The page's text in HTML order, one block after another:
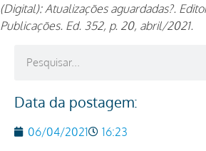
(Digital):Atualizações aguardadas?.
Publicações. Ed. 352, p. 20, abril/2021.
Data da postagem:
06/04/2021 16:23